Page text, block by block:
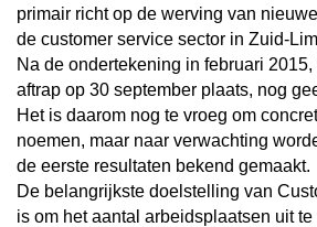
primair richt op de werving van
de customer service sector in Zuid-
Na de ondertekening in februari
aftrap op 30 september plaats, nog
Het is daarom nog te vroeg om
noemen, maar naar verwachting
de eerste resultaten bekend gemaakt.
De belangrijkste doelstelling van
is om het aantal arbeidsplaatsen uit